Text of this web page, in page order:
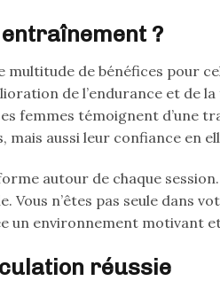
?
de bénéfices pour
de l’endurance et de
femmes témoignent d’une
aussi leur confiance en
autour de chaque session.
n’êtes pas seule dans
un environnement motivant
réussie